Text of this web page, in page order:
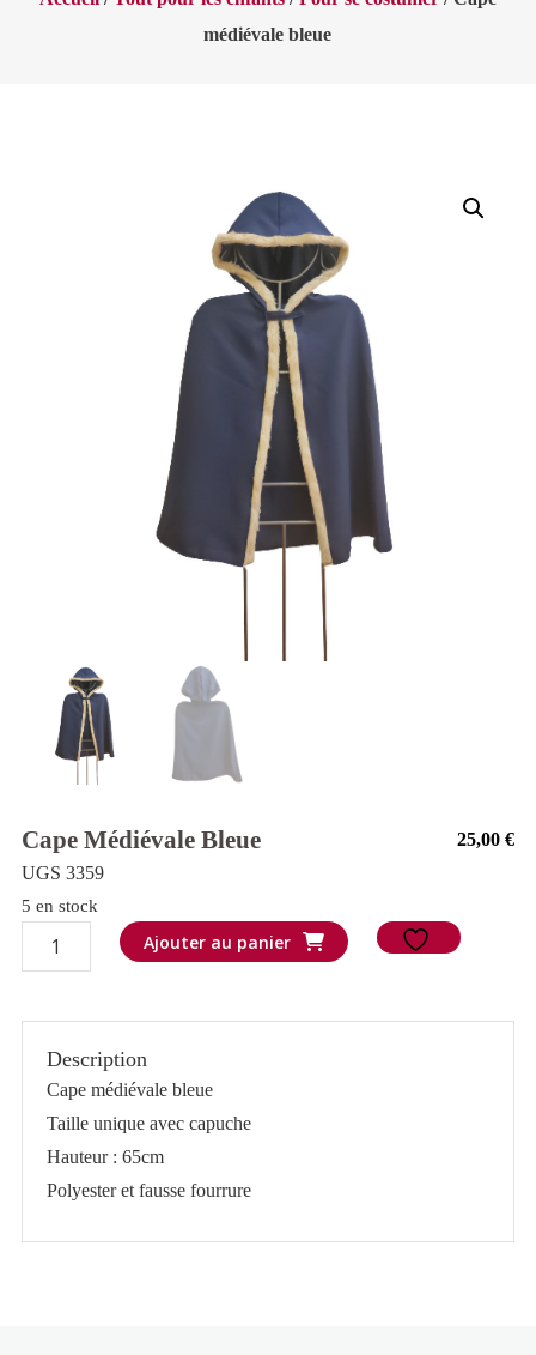
médiévale bleue
Cape Médiévale Bleue 25,00€
UGS 3359
5 en stock
quantité
de
bleue
Ajouter au panier
Description
Cape médiévale bleue
Taille unique avec capuche
Hauteur : 65cm
Polyester et fausse fourrure